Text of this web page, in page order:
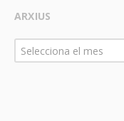
ARXIUS
Arxius
Selecciona el mes